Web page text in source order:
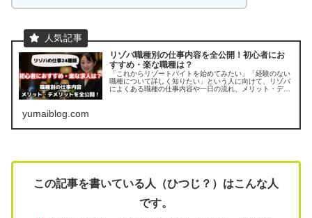
リゾバ職種別の仕事内容を全公開！初心者にお
すすめ・楽な職種は？
「これからリゾートバイトを始めてみたい」「経験のない
職種について詳しく知りたい」という人に向けて、リゾバ
によくある職種の仕事内容や一日の流れ、メリット・デメ
yumaiblog.com
この記事を書いている人（ひつじ？）はこんな人
です。